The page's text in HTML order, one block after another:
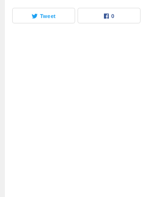
Tweet 0